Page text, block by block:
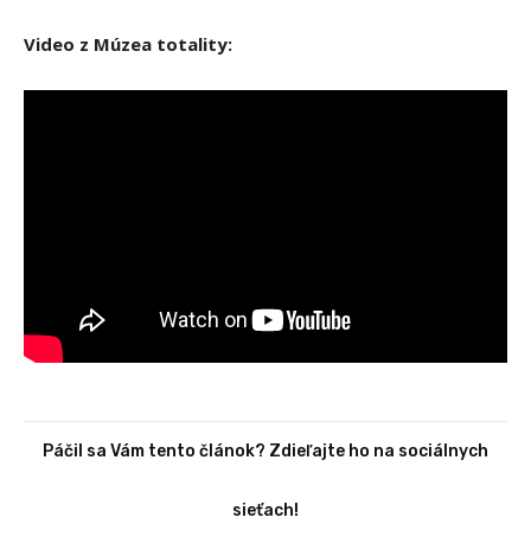
Video z Múzea totality:
Páčil sa Vám tento článok? Zdieľajte ho na sociálnych
sieťach!